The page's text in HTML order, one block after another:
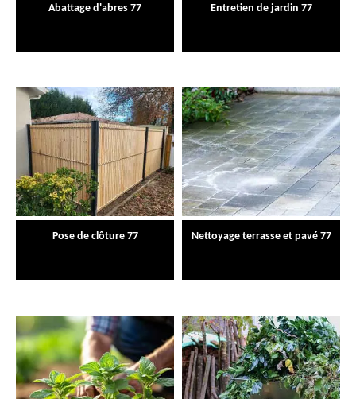
Abattage d'abres 77 Entretien de jardin 77
Pose de clôture 77 Nettoyage terrasse et pavé 77